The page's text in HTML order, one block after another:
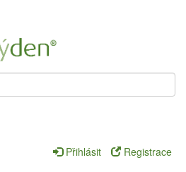
Přihlásit
Registrace